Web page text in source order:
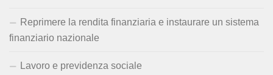
Reprimere la rendita finanziaria e instaurare un sistema
finanziario nazionale
Lavoro e previdenza sociale